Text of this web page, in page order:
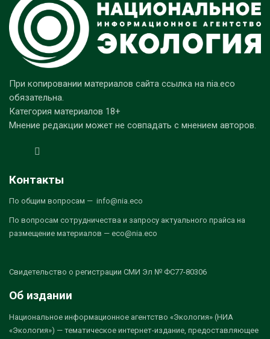
При копировании материалов сайта ссылка на nia.eco
обязательна.
Категория материалов 18+
Мнение редакции может не совпадать с мнением авторов.
Контакты
По общим вопросам — info@nia.eco
По вопросам сотрудничества и запросу актуального прайса на
размещение материалов — eco@nia.eco
Свидетельство о регистрации СМИ Эл № ФС77-80306
Об издании
Национальное информационное агентство «Экология» (НИА
«Экология») — тематическое интернет-издание, предоставляющее